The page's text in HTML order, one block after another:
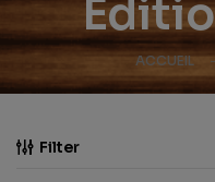
ACCUEIL
Filter